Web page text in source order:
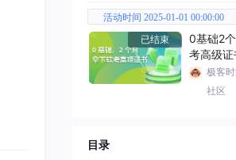
活动时间 2025-01-01 00:00:00
已结束
0基础2
考高级
极客
社区
目录